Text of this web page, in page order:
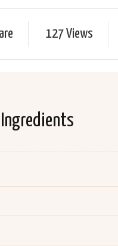
127 Views
Ingredients